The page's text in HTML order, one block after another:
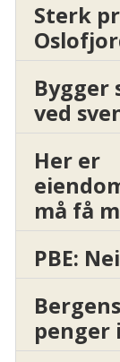
Sterk
ved
Her er
må få
PBE:
penger